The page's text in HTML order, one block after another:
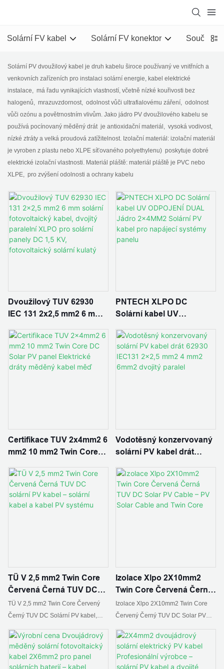
Solární FV kabel Solární FV konektor Součásti
Solární PV dvoužilový kabel je druh kabelu široce používaný ve vnitřních a
venkovních zařízeních pro instalaci solární energie, kabel elektrické
instalace, má řadu vynikajících vlastností, včetně nízké kouřivosti bez
halogenů, mrazuvzdornost, odolnost vůči ultrafialovému záření, odolnost
vůči ozónu a povětrnostním vlivům. Jako jádro PV dvoužilového kabelu se
používá pocínovaný měděný drát je antioxidační materiál, vysoká vodivost,
nízké ztráty a velká proudová zatížitelnost. Izolační materiál: izolační materiál
je vyroben z plastu nebo XLPE síťovaného polyethylenu) poskytuje dobré
elektrické izolační vlastnosti. Materiál pláště: materiál pláště je PVC nebo
XLPE, pro zvýšení odolnosti a ochrany kabelu
Dvoužilový TUV 62930
IEC 131 2x2,5 mm2 6 mm
kabel, dvojitý paralelní
XLPO pro solární panely
DC 1,5 KV, fotovoltaický
solární kulatý
PNTECH XLPO DC
Solární kabel UV
2x4MM2 Solární PV kabel
pro napájecí systémy
panelu
Certifikace TUV 2x4mm2 6
mm2 10 mm2 Twin Core
Elektrické dráty měděný
kabel měď
Vodotěsný konzervovaný
solární PV kabel drát
mm2 6mm2 dvojitý paralel
TÜ V 2,5 mm2 Twin Core
Červená Černá TUV DC
solární PV kabel – solární
kabel a kabel PV systému
TÜ V 2,5 mm2 Twin Core Červený
Černý TUV DC Solární PV kabel,
kabelu PV Systém Kabel od TÜ V 2,5
mm2 Twin Core Červený Černý TUV
DC Solární PV kabel - ZHEJIANG
Izolace Xlpo 2X10mm2
Twin Core Červená Černá
TUV DC Solar PV Cable –
PV Solar Cable and Twin
Izolace Xlpo 2X10mm2 Twin Core
Červený Černý TUV DC Solar PV
Solar Cable Twin Core od Xlpo
Insulation 2X10mm2 Twin Core
Červený Černý TUV DC Solar PV